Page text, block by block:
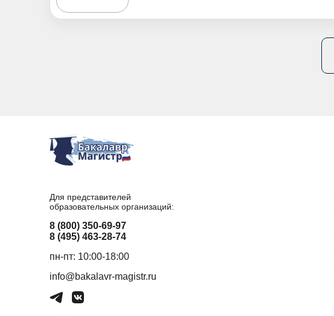
Для представителей
образовательных организаций:
8 (800) 350-69-97
8 (495) 463-28-74
пн-пт: 10:00-18:00
info@bakalavr-magistr.ru